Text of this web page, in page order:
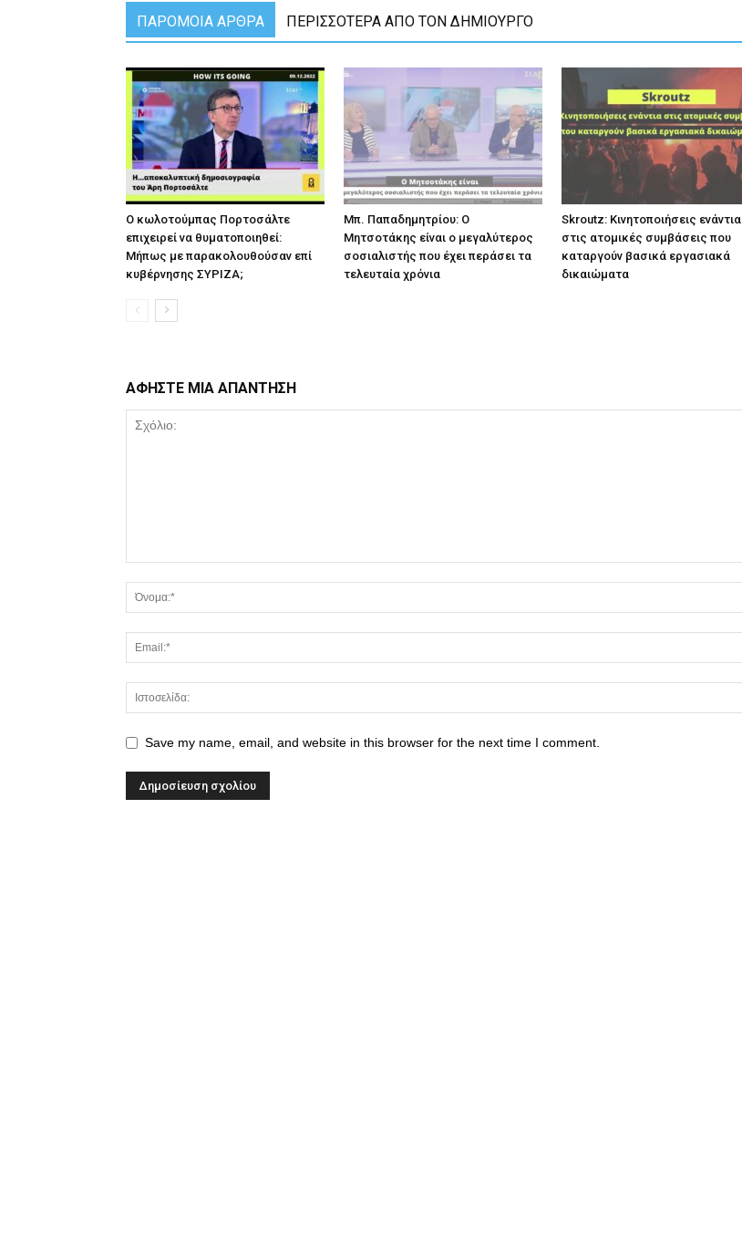
ΠΑΡΟΜΟΙΑ ΑΡΘΡΑ ΠΕΡΙΣΣΟΤΕΡΑ ΑΠΟ ΤΟΝ ΔΗΜΙΟΥΡΓΟ
Ο κωλοτούμπας Πορτοσάλτε
επιχειρεί να θυματοποιηθεί:
Μήπως με παρακολουθούσαν επί
κυβέρνησης ΣΥΡΙΖΑ;
Μπ. Παπαδημητρίου: Ο
Μητσοτάκης είναι ο μεγαλύτερος
σοσιαλιστής που έχει περάσει τα
τελευταία χρόνια
Skroutz: Κινητοποιήσεις ενάντια
στις ατομικές συμβάσεις που
καταργούν βασικά εργασιακά
δικαιώματα
ΑΦΗΣΤΕ ΜΙΑ ΑΠΑΝΤΗΣΗ
Save my name, email, and website in this browser for the next time I comment.